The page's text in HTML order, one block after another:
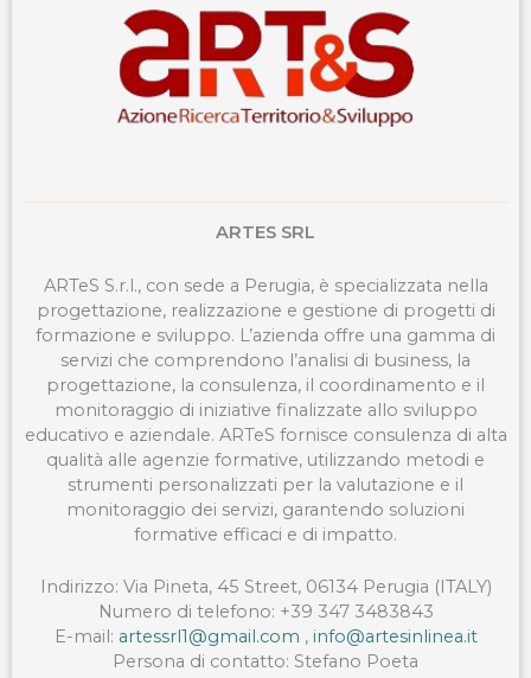
m
r
ARTES SRL
ARTeS S.r.l., con sede a Perugia, è specializzata nella
progettazione, realizzazione e gestione di progetti di
formazione e sviluppo. L’azienda offre una gamma di
servizi che comprendono l’analisi di business, la
progettazione, la consulenza, il coordinamento e il
monitoraggio di iniziative finalizzate allo sviluppo
educativo e aziendale. ARTeS fornisce consulenza di alta
qualità alle agenzie formative, utilizzando metodi e
strumenti personalizzati per la valutazione e il
monitoraggio dei servizi, garantendo soluzioni
formative efficaci e di impatto.
Indirizzo: Via Pineta, 45 Street, 06134 Perugia (ITALY)
Numero di telefono: +39 347 3483843
E-mail: artessrl1@gmail.com , info@artesinlinea.it
Persona di contatto: Stefano Poeta